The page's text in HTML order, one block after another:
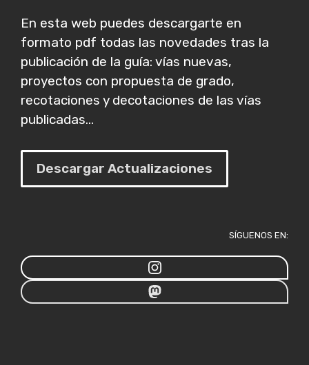
En esta web puedes descargarte en
formato pdf todas las novedades tras la
publicación de la guía: vías nuevas,
proyectos con propuesta de grado,
recotaciones y decotaciones de las vías
publicadas...
Descargar Actualizaciones
SÍGUENOS EN: